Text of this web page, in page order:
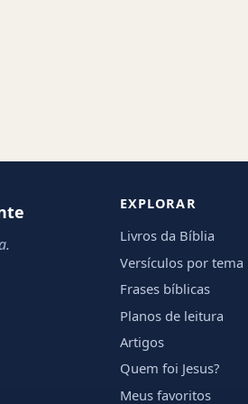
EXPLORAR
Livros da Bíblia
Versículos por tema
Frases bíblicas
Planos de leitura
Artigos
Quem foi Jesus?
Meus favoritos